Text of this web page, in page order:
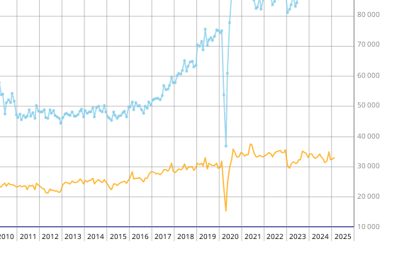
10 000
20 000
30 000
40 000
50 000
60 000
70 000
80 000
2011 2012 2013 2014 2015 2016 2017 2018 2019 2020 2021 2022 2023 2024 2025